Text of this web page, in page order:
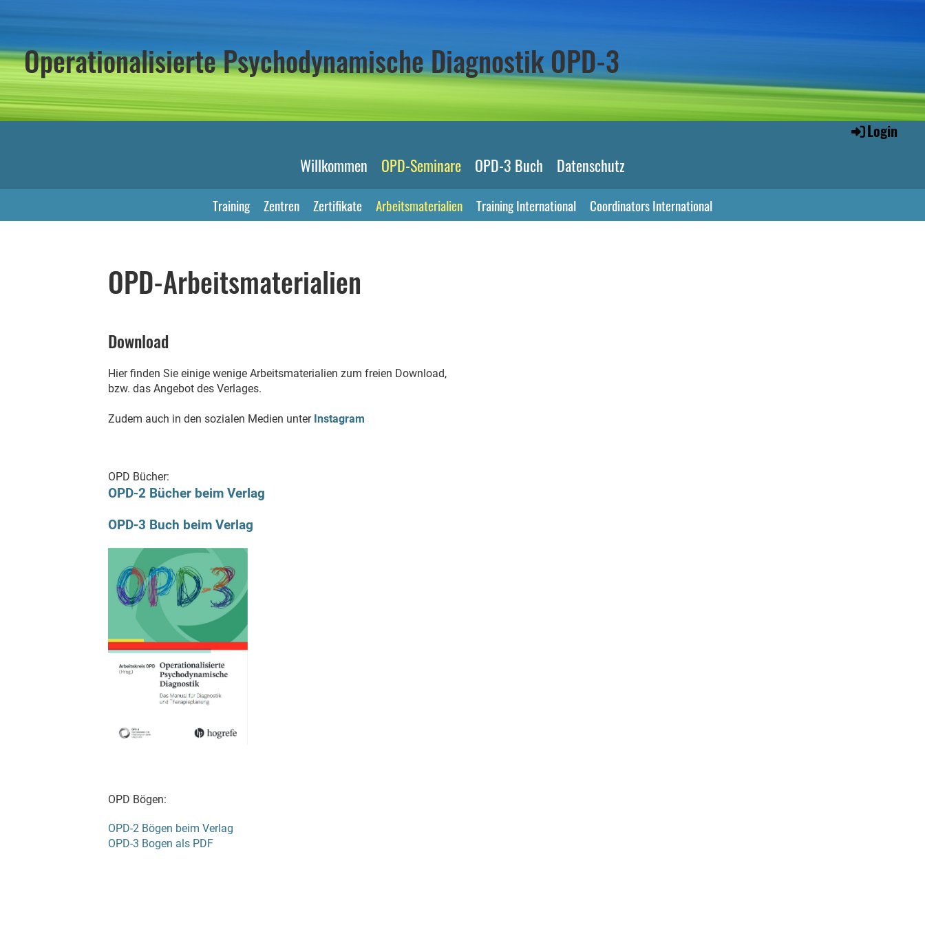
Operationalisierte Psychodynamische Diagnostik OPD-3
Login
Willkommen OPD-Seminare OPD-3 Buch Datenschutz
Training Zentren Zertifikate Arbeitsmaterialien Training International Coordinators International
OPD-Arbeitsmaterialien
Download
Hier finden Sie einige wenige Arbeitsmaterialien zum freien Download,
bzw. das Angebot des Verlages.
Zudem auch in den sozialen Medien unter Instagram
OPD Bücher:
OPD-2 Bücher beim Verlag
OPD-3 Buch beim Verlag
OPD Bögen:
OPD-2 Bögen beim Verlag
OPD-3 Bogen als PDF